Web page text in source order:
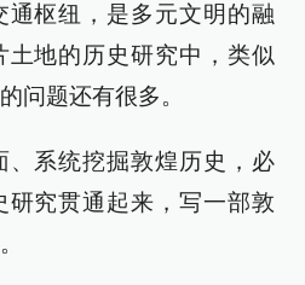
通枢纽，是多元文明的融
地的历史研究中，类似
问题还有很多。
、系统挖掘敦煌历史，必
究贯通起来，写一部敦